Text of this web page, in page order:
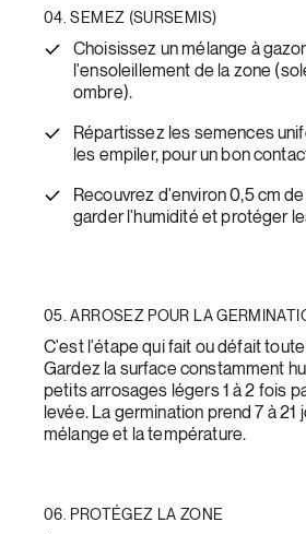
04. SEMEZ (SURSEMIS)
Choisissez un mélange à
l'ensoleillement de la zone
ombre).
Répartissez les semences
les empiler, pour un bon
Recouvrez d'environ 0,5 cm
garder l'humidité et protéger
05. ARROSEZ POUR LA
C'est l'étape qui fait ou défait
Gardez la surface constamment
petits arrosages légers 1 à 2 fois
levée. La germination prend 7 à 21
mélange et la température.
06. PROTÉGEZ LA ZONE